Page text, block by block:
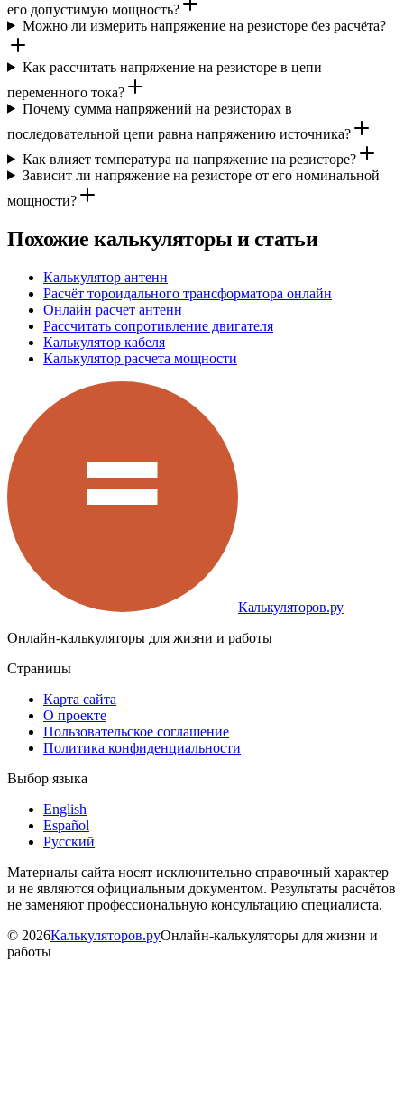
его допустимую мощность?
Можно ли измерить напряжение на резисторе без расчёта?
Как рассчитать напряжение на резисторе в цепи
переменного тока?
Почему сумма напряжений на резисторах в
последовательной цепи равна напряжению источника?
Как влияет температура на напряжение на резисторе?
Зависит ли напряжение на резисторе от его номинальной
мощности?
Похожие калькуляторы и статьи
Калькулятор антенн
Расчёт тороидального трансформатора онлайн
Онлайн расчет антенн
Рассчитать сопротивление двигателя
Калькулятор кабеля
Калькулятор расчета мощности
Калькуляторов.ру
Онлайн-калькуляторы для жизни и работы
Страницы
Карта сайта
О проекте
Пользовательское соглашение
Политика конфиденциальности
Выбор языка
English
Español
Русский
Материалы сайта носят исключительно справочный характер
и не являются официальным документом. Результаты расчётов
не заменяют профессиональную консультацию специалиста.
© 2026Калькуляторов.руОнлайн-калькуляторы для жизни и
работы